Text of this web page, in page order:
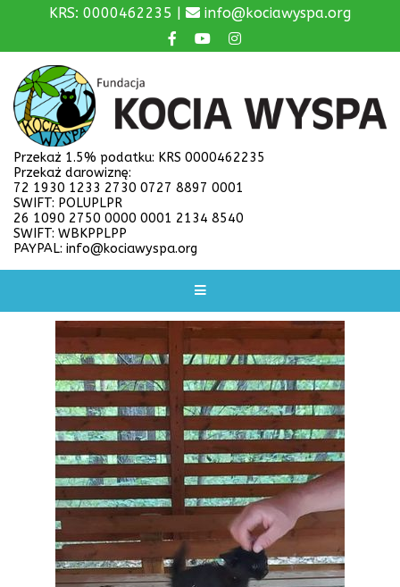
KRS: 0000462235 | info@kociawyspa.org
Przekaż 1.5% podatku: KRS 0000462235
Przekaż darowiznę:
72 1930 1233 2730 0727 8897 0001
SWIFT: POLUPLPR
26 1090 2750 0000 0001 2134 8540
SWIFT: WBKPPLPP
PAYPAL: info@kociawyspa.org